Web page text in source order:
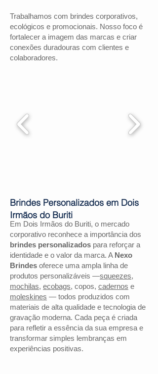
Trabalhamos com brindes corporativos,
ecológicos e promocionais. Nosso foco é
fortalecer a imagem das marcas e criar
conexões duradouras com clientes e
colaboradores.
Em Dois Irmãos do Buriti, o mercado
corporativo reconhece a importância dos
brindes personalizados para reforçar a
identidade e o valor da marca. A Nexo
Brindes oferece uma ampla linha de
produtos personalizáveis —squeezes,
mochilas, ecobags, copos, cadernos e
moleskines — todos produzidos com
materiais de alta qualidade e tecnologia de
gravação moderna. Cada peça é criada
para refletir a essência da sua empresa e
transformar simples lembranças em
experiências positivas.
Brindes Personalizados em Dois
Irmãos do Buriti